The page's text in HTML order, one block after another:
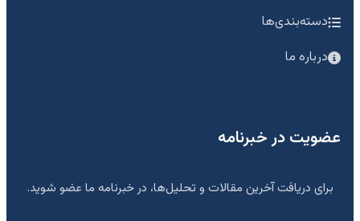
دسته‌بندی‌ها
درباره ما
عضویت در خبرنامه
برای دریافت آخرین مقالات و تحلیل‌ها، در خبرنامه ما عضو شوید.